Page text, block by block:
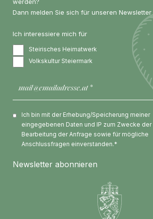
Dann melden Sie sich für unseren Newsletter
Ich interessiere mich für
Steirisches Heimatwerk
Volkskultur Steiermark
Ich bin mit der Erhebung/Speicherung meiner
eingegebenen Daten und IP zum Zwecke der
Bearbeitung der Anfrage sowie für mögliche
Anschlussfragen einverstanden.*